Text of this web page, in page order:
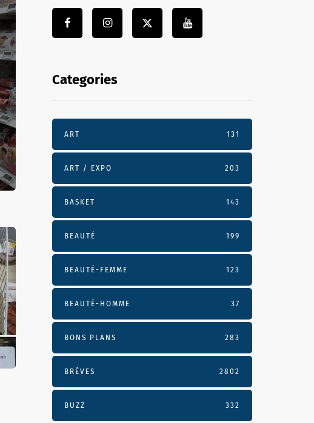
Categories
ART 131
ART / EXPO 203
BASKET 143
BEAUTÉ 199
BEAUTÉ-FEMME 123
BEAUTÉ-HOMME 37
BONS PLANS 283
BRÈVES 2802
BUZZ 332